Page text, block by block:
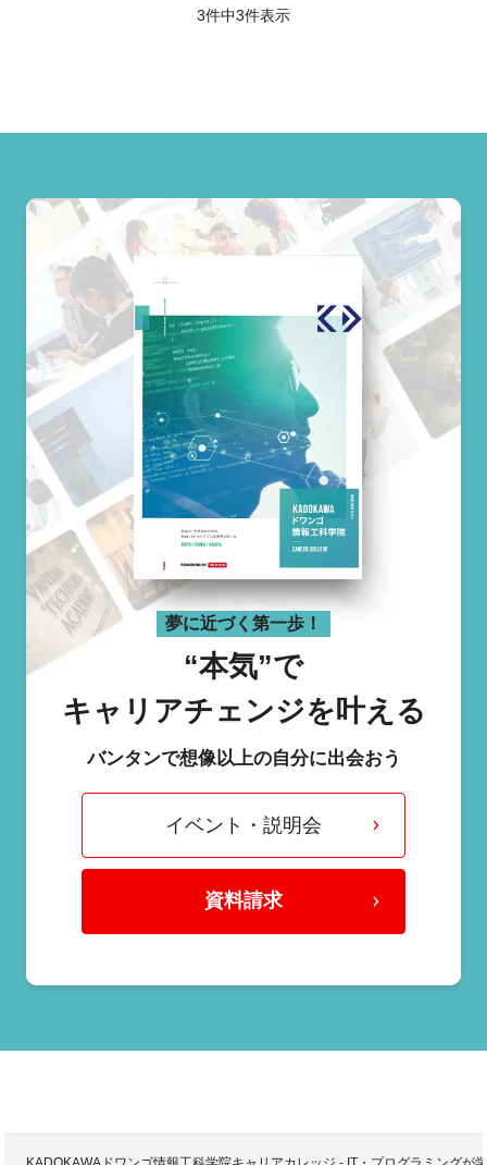
3件中3件表示
夢に近づく第一歩！
“本気”で
キャリアチェンジを叶える
バンタンで想像以上の自分に出会おう
イベント・説明会
資料請求